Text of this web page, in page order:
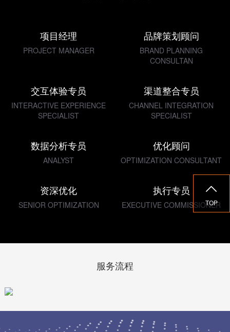

TOP
项目经理
PROJECT MANAGER
品牌策划顾问
BRAND PLANNING
CONSULTAN
交互体验专员
INTERACTIVE EXPERIENCE
SPECIALIST
渠道整合专员
CHANNEL INTEGRATION
SPECIALIST
数据分析专员
ANALYST
优化顾问
OPTIMIZATION CONSULTANT
资深优化
SENIOR OPTIMIZATION
执行专员
EXECUTIVE COMMISSIONER
服务流程